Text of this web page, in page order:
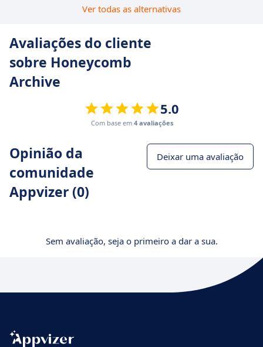
Ver todas as alternativas
Avaliações do cliente
sobre Honeycomb
Archive
5.0
Com base em 4 avaliações
Opinião da
comunidade
Appvizer (0)
Deixar uma avaliação
Sem avaliação, seja o primeiro a dar a sua.